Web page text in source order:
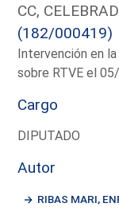
CC,
(182/000419)
Intervención en
sobre RTVE el
Cargo
DIPUTADO
Autor
RIBAS MARI,